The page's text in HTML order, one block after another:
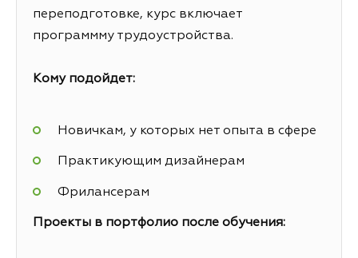
переподготовке, курс включает
программму трудоустройства.
Кому подойдет:
Новичкам, у которых нет опыта в сфере
Практикующим дизайнерам
Фрилансерам
Проекты в портфолио после обучения: